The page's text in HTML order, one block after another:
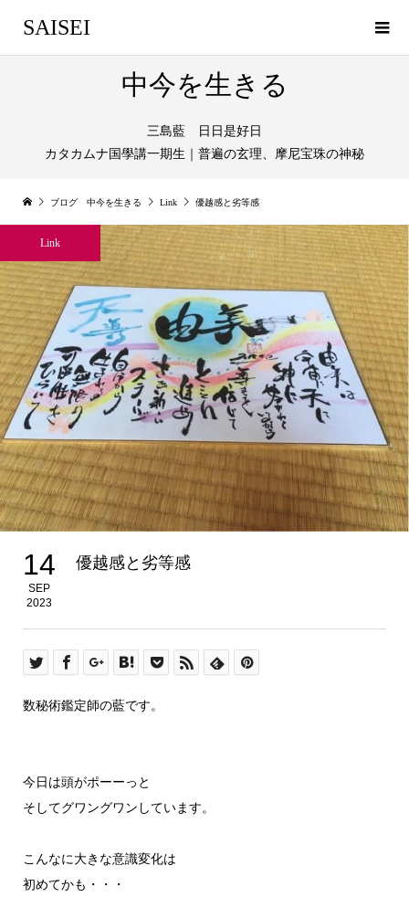
SAISEI
中今を生きる
三島藍 日日是好日
カタカムナ国學講一期生｜普遍の玄理、摩尼宝珠の神秘
ブログ 中今を生きる Link 優越感と劣等感
Link
14
SEP
2023
優越感と劣等感
数秘術鑑定師の藍です。
今日は頭がポーーっと
そしてグワングワンしています。
こんなに大きな意識変化は
初めてかも・・・